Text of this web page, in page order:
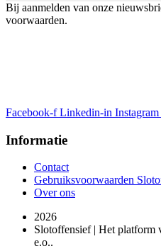
Bij aanmelden van onze
voorwaarden.
Facebook-f Linkedin-in Instagram
Informatie
Contact
Gebruiksvoorwaarden
Over ons
2026
Slotoffensief | Het platform
e.o..